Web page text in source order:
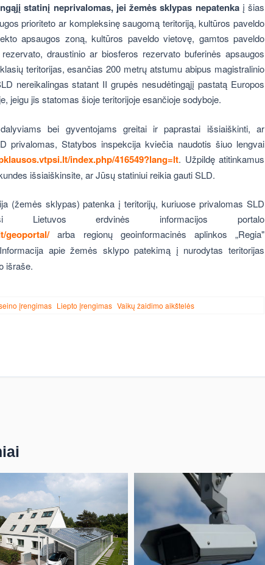
statinį neprivalomas, jei žemės sklypas nepatenkaį šias
prioriteto ar kompleksinę saugomą teritoriją, kultūros paveldo
apsaugos zoną, kultūros paveldo vietovę, gamtos paveldo
draustinio ar biosferos rezervato buferinės apsaugos
teritorijas, esančias 200 metrų atstumu abipus magistralinio
nereikalingas statant II grupės nesudėtingąjį pastatą Europos
jeigu jis statomas šioje teritorijoje esančioje sodyboje.
bei gyventojams greitai ir paprastai išsiaiškinti, ar
privalomas, Statybos inspekcija kviečia naudotis šiuo lengvai
index.php/416549?lang=lt. Užpildę atitinkamus
išsiaiškinsite, ar Jūsų statiniui reikia gauti SLD.
(žemės sklypas) patenka į teritorijų, kuriuose privalomas SLD
Lietuvos erdvinės informacijos portalo
geoportal/arba regionų geoinformacinės aplinkos „Regia"
apie žemės sklypo patekimą į nurodytas teritorijas
išraše.
įrengimas Liepto įrengimas Vaikų žaidimo aikštelės